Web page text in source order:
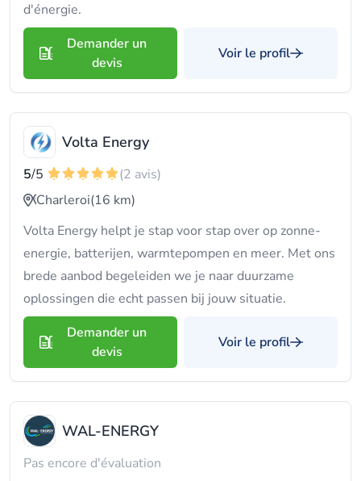
d'énergie.
Demander un
devis
Voir le profil
Volta Energy
5/5
(2 avis)
Charleroi(16 km)
Volta Energy helpt je stap voor stap over op zonne-
energie, batterijen, warmtepompen en meer. Met ons
brede aanbod begeleiden we je naar duurzame
oplossingen die echt passen bij jouw situatie.
Demander un
devis
Voir le profil
WAL-ENERGY
Pas encore d'évaluation